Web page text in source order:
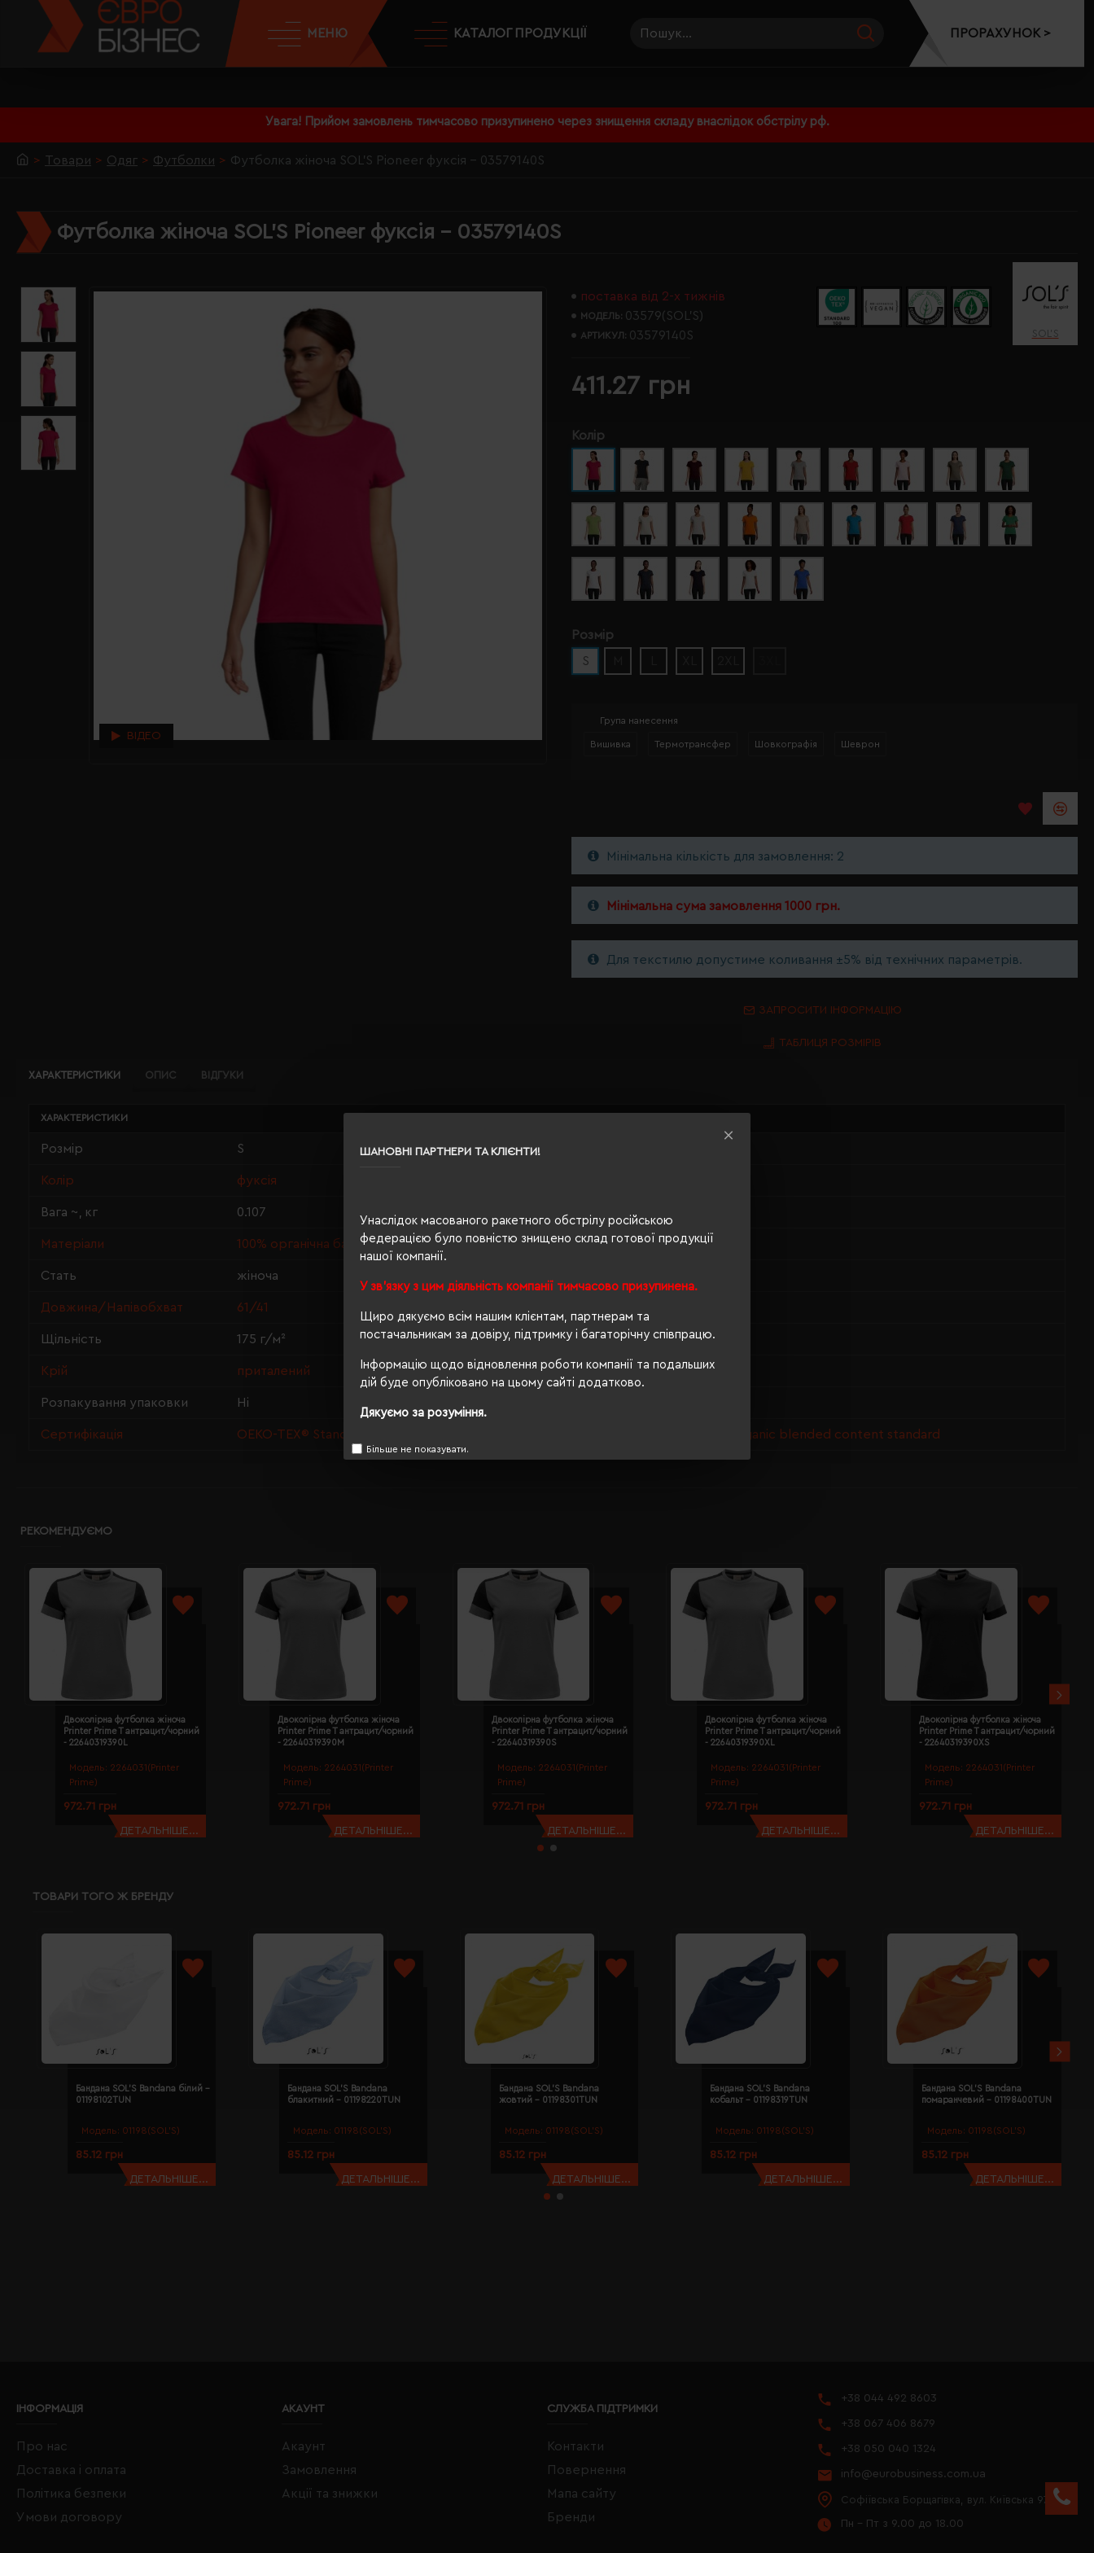
ШАНОВНІ ПАРТНЕРИ ТА КЛІЄНТИ!
Унаслідок масованого ракетного обстрілу російською
федерацією було повністю знищено склад готової продукції
нашої компанії.
У зв'язку з цим діяльність компанії тимчасово призупинена.
Щиро дякуємо всім нашим клієнтам, партнерам та
постачальникам за довіру, підтримку і багаторічну співпрацю.
Інформацію щодо відновлення роботи компанії та подальших
дій буде опубліковано на цьому сайті додатково.
Дякуємо за розуміння.
Більше не показувати.
Увага! Прийом замовлень тимчасово призупинено через знищення складу внаслідок обстрілу рф.
МЕНЮ КАТАЛОГ ПРОДУКЦІЇ ПРОРАХУНОК >
Товари Одяг Футболки Футболка жіноча SOL'S Pioneer фуксія - 03579140S
Футболка жіноча SOL'S Pioneer фуксія - 03579140S
ВІДЕО
поставка від 2-х тижнів
МОДЕЛЬ: 03579(SOL’S)
АРТИКУЛ: 03579140S SOL’S
411.27 грн
Колір
Розмір
S
Група нанесення
Вишивка Термотрансфер Шовкографія Шеврон
Мінімальна кількість для замовлення: 2
Мінімальна сума замовлення 1000 грн.
Для текстилю допустиме коливання ±5% від технічних параметрів.
ЗАПРОСИТИ ІНФОРМАЦІЮ
ТАБЛИЦЯ РОЗМІРІВ
ХАРАКТЕРИСТИКИ ОПИС ВІДГУКИ
ХАРАКТЕРИСТИКИ
Розмір S
Колір фуксія
Вага ~, кг 0.107
Матеріали 100% органічна бавовна
Стать жіноча
Довжина/Напівобхват 61/41
Щільність 175 г/м²
Крій приталений
Розпакування упаковки Ні
Сертифікація OEKO-TEX® Standard 100, PETA-Approved Vegan, Organic 100 content standard, Organic blended content standard
РЕКОМЕНДУЄМО
Модель: 2264031(Printer
Prime)
Двоколірна футболка жіноча
Printer Prime T антрацит/чорний
- 22640319390L
972.71 грн
ДЕТАЛЬНІШЕ...
Модель: 2264031(Printer
Prime)
Двоколірна футболка жіноча
Printer Prime T антрацит/чорний
- 22640319390M
972.71 грн
ДЕТАЛЬНІШЕ...
Модель: 2264031(Printer
Prime)
Двоколірна футболка жіноча
Printer Prime T антрацит/чорний
- 22640319390S
972.71 грн
ДЕТАЛЬНІШЕ...
Модель: 2264031(Printer
Prime)
Двоколірна футболка жіноча
Printer Prime T антрацит/чорний
- 22640319390XL
972.71 грн
ДЕТАЛЬНІШЕ...
Модель: 2264031(Printer
Prime)
Двоколірна футболка жіноча
Printer Prime T антрацит/чорний
- 22640319390XS
972.71 грн
ДЕТАЛЬНІШЕ...
ТОВАРИ ТОГО Ж БРЕНДУ
Модель: 01198(SOL’S)
Бандана SOL'S Bandana білий -
01198102TUN
85.12 грн
ДЕТАЛЬНІШЕ...
Модель: 01198(SOL’S)
Бандана SOL'S Bandana
блакитний - 01198220TUN
85.12 грн
ДЕТАЛЬНІШЕ...
Модель: 01198(SOL’S)
Бандана SOL'S Bandana
жовтий - 01198301TUN
85.12 грн
ДЕТАЛЬНІШЕ...
Модель: 01198(SOL’S)
Бандана SOL'S Bandana
кобальт - 01198319TUN
85.12 грн
ДЕТАЛЬНІШЕ...
Модель: 01198(SOL’S)
Бандана SOL'S Bandana
помаранчевий - 01198400TUN
85.12 грн
ДЕТАЛЬНІШЕ...
ІНФОРМАЦІЯ
Про нас
Доставка і оплата
Політика безпеки
Умови договору
АКАУНТ
Акаунт
Замовлення
Акції та знижки
СЛУЖБА ПІДТРИМКИ
Контакти
Повернення
Мапа сайту
Бренди
+38 044 492 8603
+38 067 406 8679
+38 050 040 1324
info@eurobusiness.com.ua
Софіївська Борщагівка, вул. Київська 97
Пн - Пт з 9.00 до 18.00